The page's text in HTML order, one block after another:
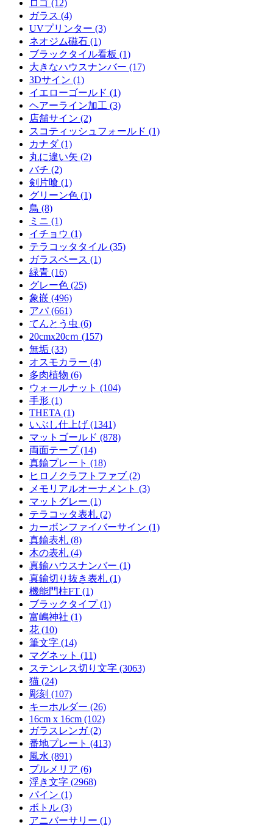
ロゴ (12)
ガラス (4)
UVプリンター (3)
ネオジム磁石 (1)
ブラックタイル看板 (1)
大きなハウスナンバー (17)
3Dサイン (1)
イエローゴールド (1)
ヘアーライン加工 (3)
店舗サイン (2)
スコティッシュフォールド (1)
カナダ (1)
丸に違い矢 (2)
バチ (2)
剣片喰 (1)
グリーン色 (1)
鳥 (8)
ミニ (1)
イチョウ (1)
テラコッタタイル (35)
ガラスベース (1)
緑青 (16)
グレー色 (25)
象嵌 (496)
アパ (661)
てんとう虫 (6)
20cmx20cｍ (157)
無垢 (33)
オスモカラー (4)
多肉植物 (6)
ウォールナット (104)
手形 (1)
THETA (1)
いぶし仕上げ (1341)
マットゴールド (878)
両面テープ (14)
真鍮プレート (18)
ヒロノクラフトファブ (2)
メモリアルオーナメント (3)
マットグレー (1)
テラコッタ表札 (2)
カーボンファイバーサイン (1)
真鍮表札 (8)
木の表札 (4)
真鍮ハウスナンバー (1)
真鍮切り抜き表札 (1)
機能門柱FT (1)
ブラックタイプ (1)
富嶋神社 (1)
花 (10)
筆文字 (14)
マグネット (11)
ステンレス切り文字 (3063)
猫 (24)
彫刻 (107)
キーホルダー (26)
16cm x 16cm (102)
ガラスレンガ (2)
番地プレート (413)
風水 (891)
プルメリア (6)
浮き文字 (2968)
パイン (1)
ボトル (3)
アニバーサリー (1)